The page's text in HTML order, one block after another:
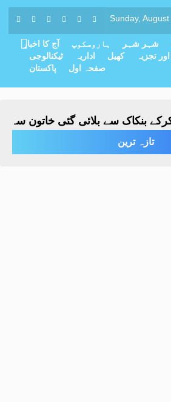
Sunday,
آج کا اخبار ہاروسکوپ شہر شہر
ٹیکنالوجی
اداریہ کھیل تجزیہ
پاکستان
صفحہ اول
سے بلائی گئی خاتون سے مبینہ
تازہ ترین